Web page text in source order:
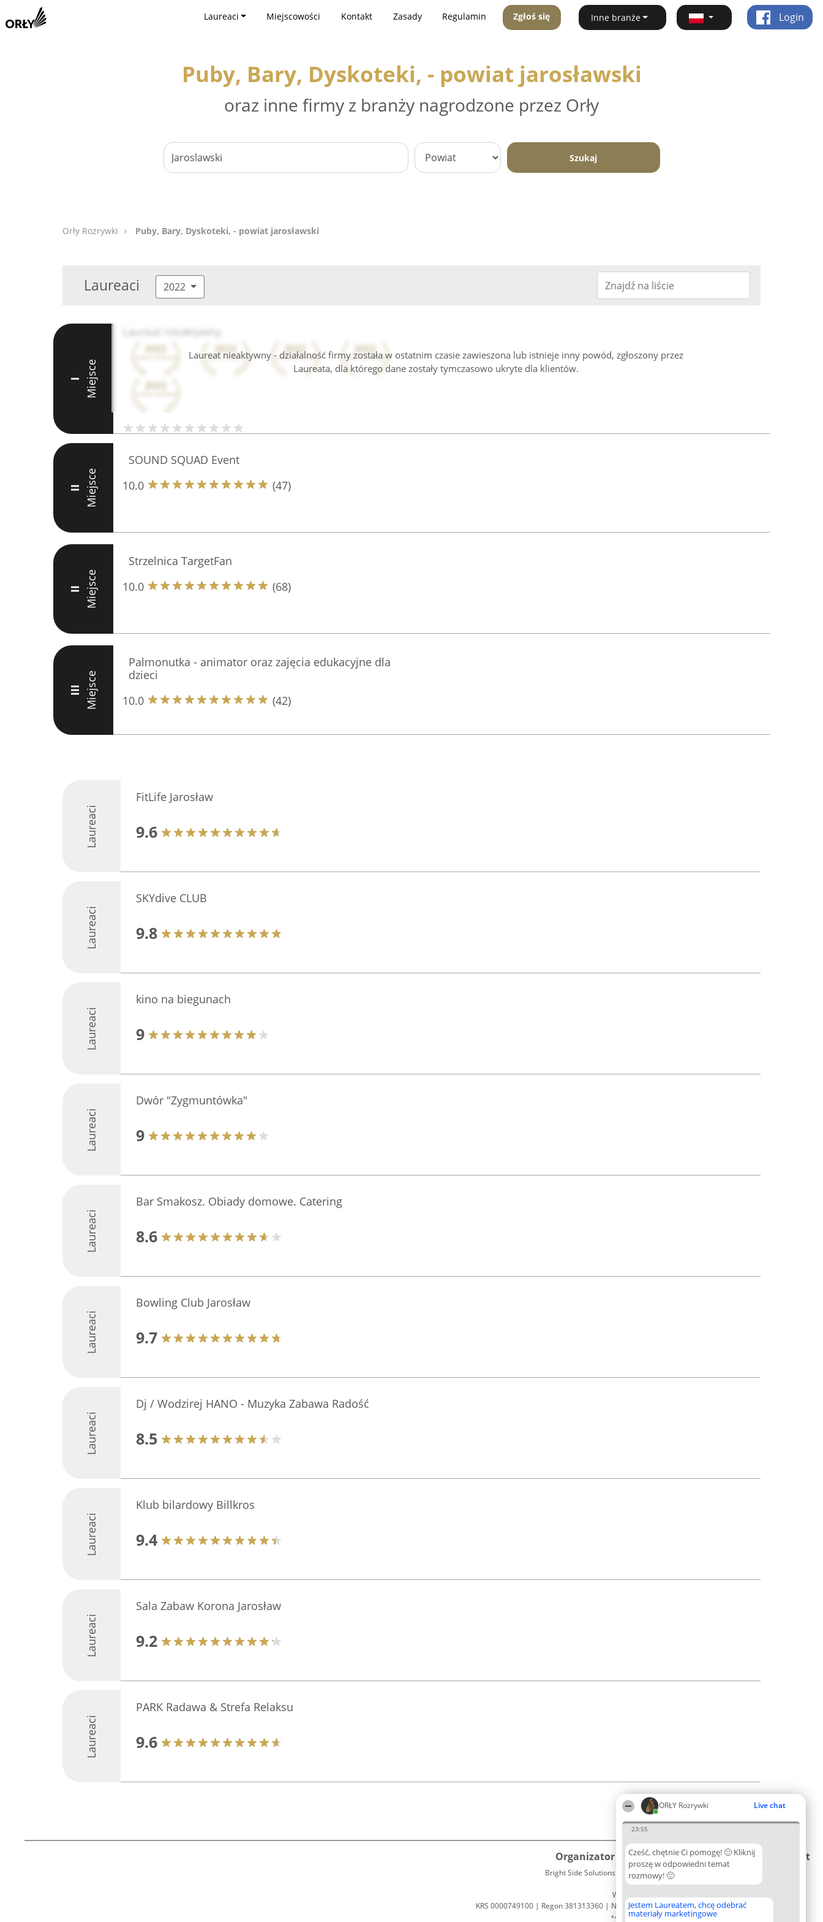
ORŁY Rozrywki Live chat
23:55
Cześć, chętnie Ci pomogę! 🙂 Kliknij
proszę w odpowiedni temat
rozmowy! 🙂
Jestem Laureatem, chcę odebrać
materiały marketingowe
Laureaci Miejscowości Kontakt Zasady Regulamin Zgłoś się Inne branże Login
Puby, Bary, Dyskoteki, - powiat jarosławski
oraz inne firmy z branży nagrodzone przez Orły
Szukaj
Orły Rozrywki Puby, Bary, Dyskoteki, - powiat jarosławski
Laureaci 2022
Laureat nieaktywny - działalność firmy została w ostatnim czasie zawieszona lub istnieje inny powód, zgłoszony przez
Laureata, dla którego dane zostały tymczasowo ukryte dla klientów.
I Miejsce
Laureat nieaktywny
II Miejsce
SOUND SQUAD Event
10.0
(47)
II Miejsce
Strzelnica TargetFan
10.0
(68)
III Miejsce
Palmonutka - animator oraz zajęcia edukacyjne dla
dzieci
10.0
(42)
Laureaci
FitLife Jarosław
9.6
Laureaci
SKYdive CLUB
9.8
Laureaci
kino na biegunach
9
Laureaci
Dwór "Zygmuntówka"
9
Laureaci
Bar Smakosz. Obiady domowe. Catering
8.6
Laureaci
Bowling Club Jarosław
9.7
Laureaci
Dj / Wodzirej HANO - Muzyka Zabawa Radość
8.5
Laureaci
Klub bilardowy Billkros
9.4
Laureaci
Sala Zabaw Korona Jarosław
9.2
Laureaci
PARK Radawa & Strefa Relaksu
9.6
Organizator plebiscytu
Bright Side Solutions sp. z o. o. sp. k.
ul. Ruska 22
Wrocław 50-079
KRS 0000749100 | Regon 381313360 | NIP 8943132676
+48 508 492 400
Plebiscyt
Lista
Laureatów
Zasady
Kontakt